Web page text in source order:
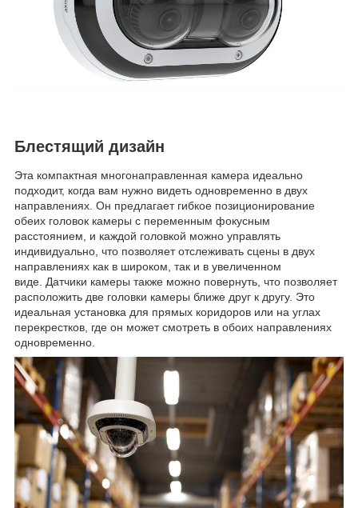
Блестящий дизайн
Эта компактная многонаправленная камера идеально
подходит, когда вам нужно видеть одновременно в двух
направлениях. Он предлагает гибкое позиционирование
обеих головок камеры с переменным фокусным
расстоянием, и каждой головкой можно управлять
индивидуально, что позволяет отслеживать сцены в двух
направлениях как в широком, так и в увеличенном
виде. Датчики камеры также можно повернуть, что позволяет
расположить две головки камеры ближе друг к другу. Это
идеальная установка для прямых коридоров или на углах
перекрестков, где он может смотреть в обоих направлениях
одновременно.